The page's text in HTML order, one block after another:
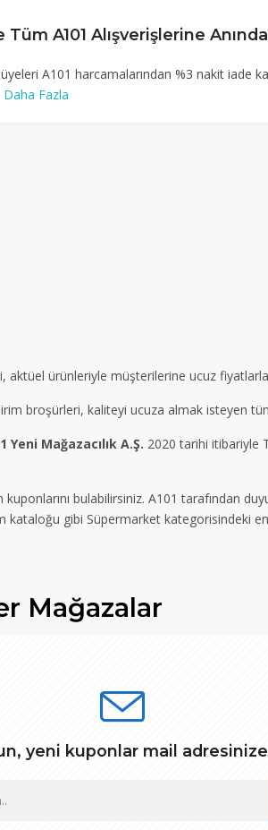
A101 harcamalarından %3 nakit iade
Daha Fazla
ürünleriyle müşterilerine ucuz
broşürleri, kaliteyi ucuza almak isteyen
Yeni Mağazacılık A.Ş. 2020 tarihi itibariyle
bulabilirsiniz. A101 tarafından
gibi Süpermarket kategorisindeki
Mağazalar
yeni kuponlar mail